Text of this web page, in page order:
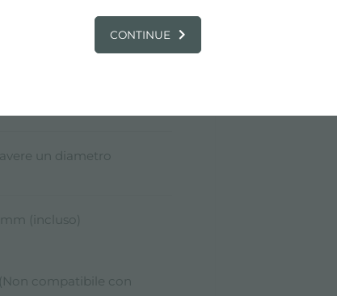
un diametro
(incluso)
compatibile con
CONTINUE